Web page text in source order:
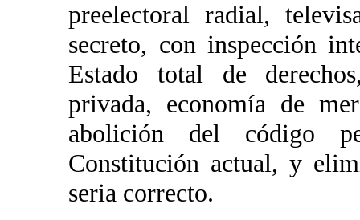
preelectoral radial,
secreto, con inspección
Estado total de
privada, economía de
abolición del código
Constitución actual, y
seria correcto.